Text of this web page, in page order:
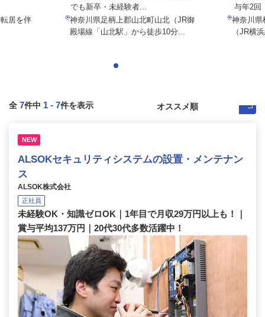
居を伴
でも新卒・未経験者...
神奈川県足柄上郡山北町山北（JR御
殿場線「山北駅」から徒歩10分...
与年2回
神奈川県
（JR横
全 7件中 1 - 7件を表示
NEW
ALSOKセキュリティシステムの設置・メンテナン
ス
ALSOK株式会社
正社員
未経験OK・知識ゼロOK｜1年目で月収29万円以上も！｜
賞与平均137万円｜20代30代多数活躍中！